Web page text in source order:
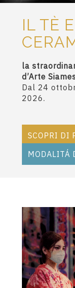
IL TÈ
la
d’Arte
Dal 24
2026.
SCOPRI DI
MODALITÁ